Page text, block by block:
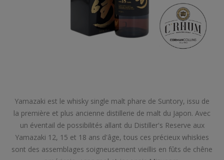
Yamazaki est le whisky single malt phare de Suntory, issu de
la première et plus ancienne distillerie de malt du Japon. Avec
un éventail de possibilités allant du Distiller's Reserve aux
Yamazaki 12, 15 et 18 ans d'âge, tous ces précieux whiskies
sont des assemblages soigneusement vieillis en fûts de chêne